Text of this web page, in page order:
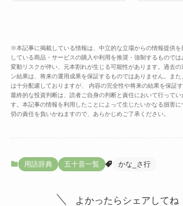
※本記事に掲載している情報は、中立的な立場からの情報提供
している商品・サービスの購入や利用を推奨・強制するもので
変動リスクが伴い、元本割れが生じる可能性があります。過去の
ン結果は、将来の運用成果を保証するものではありません。ま
は十分配慮しておりますが、 内容の完全性や将来の結果を保証す
最終的な投資判断は、読者ご自身の判断と責任において行ってい
す。本記事の情報を利用したことによって生じたいかなる損害
切の責任を負いかねますので、あらかじめご了承ください。
用語辞典 五十音一覧 かな_さ行
よかったらシェアしてね